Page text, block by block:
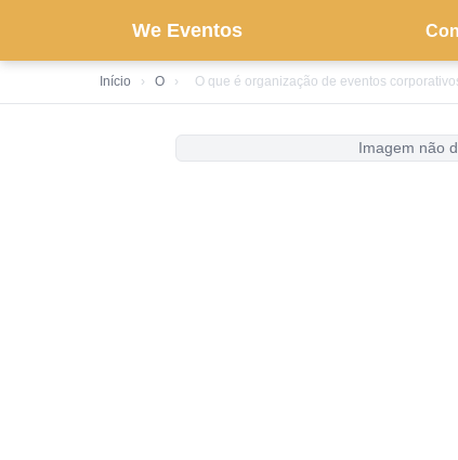
We Eventos
Início › O › O que é organização de eventos
Imagem não